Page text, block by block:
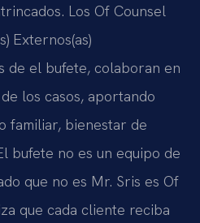
Los Of Counsel
Externos(as)
de el bufete, colaboran en
los casos, aportando
familiar, bienestar de
bufete no es un equipo de
que no es Mr. Sris es Of
que cada cliente reciba